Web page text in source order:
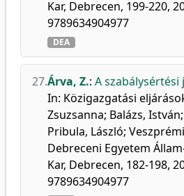
Kar, Debrecen, 199-220,
9789634904977
DEA
27.Árva, Z.: A szabálysértési
In: Közigazgatási
Zsuzsanna; Balázs,
Pribula, László;
Debreceni Egyetem
Kar, Debrecen, 182-198,
9789634904977